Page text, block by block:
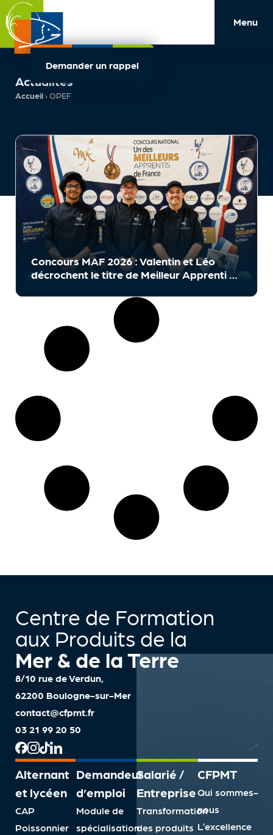
Menu
Demander un rappel
Actualités
Accueil›OPEF
Concours MAF 2026 : Valentin et Léo
décrochent le titre de Meilleur Apprenti de
Centre de Formation
aux Produits de la
Mer & de la Terre
8/10 rue de Verdun,
62200 Boulogne-sur-Mer
contact@cfpmt.fr
03 21 99 20 50
CFPMT
Qui sommes-
nous
L’excellence
Alternant
et lycéen
CAP
Poissonnier
Demandeur
d’emploi
Module de
spécialisation
Salarié /
Entreprise
Transformation
des produits